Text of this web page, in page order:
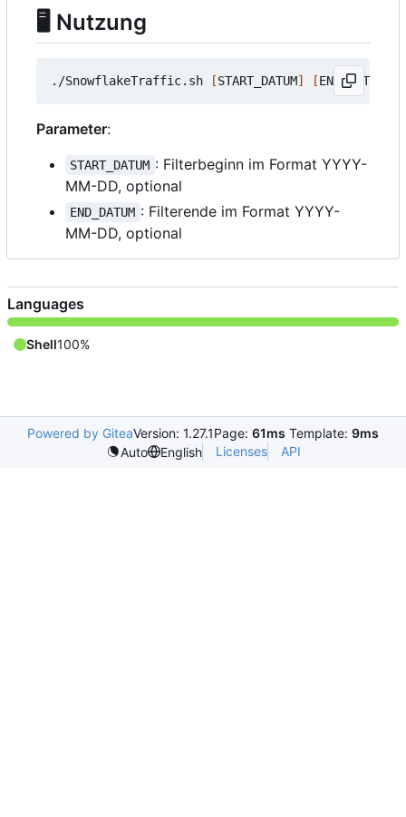
🖥 Nutzung
./SnowflakeTraffic.sh [START_DATUM] [END_DATUM
Parameter:
START_DATUM : Filterbeginn im Format YYYY-
MM-DD, optional
END_DATUM : Filterende im Format YYYY-
MM-DD, optional
Languages
Shell100%
Powered by GiteaVersion: 1.27.1Page: 61ms Template: 9ms
Auto
English Licenses API